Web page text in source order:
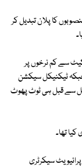
کا پلان تبدیل کر
سے کم نرخوں پر
جبکہ ٹیکنیکل سیکشن
سے قبل ہی ٹوٹ پھوٹ
تھا۔
سیکرٹری